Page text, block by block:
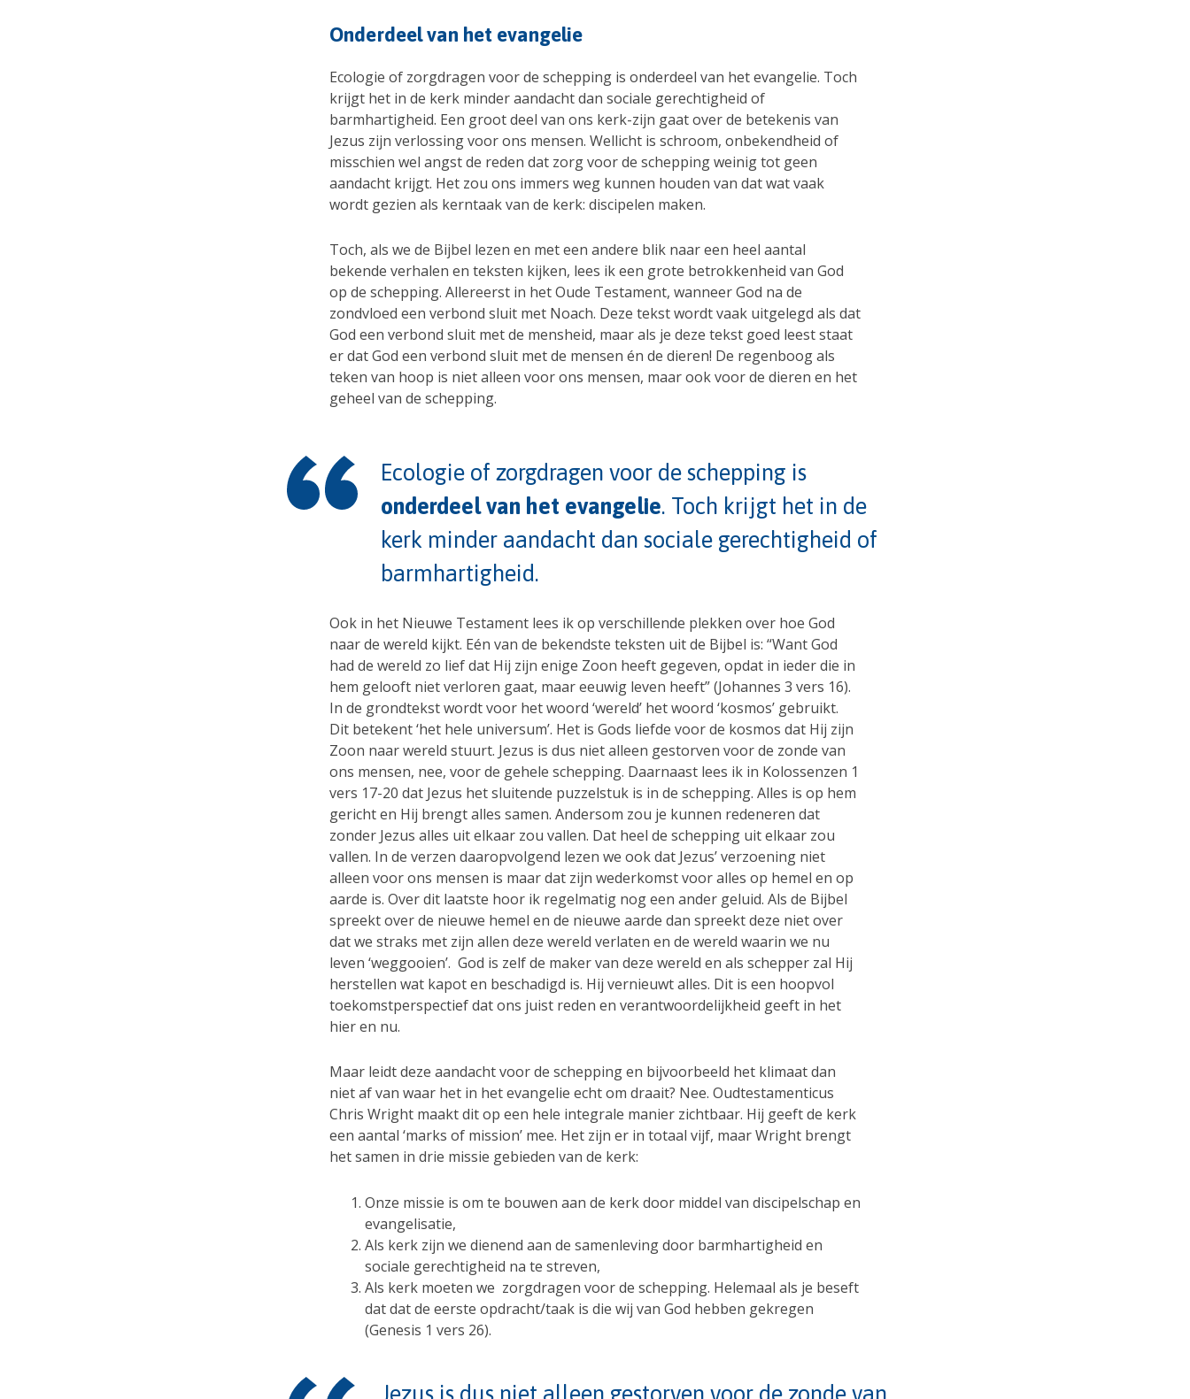
Onderdeel van het evangelie
Ecologie of zorgdragen voor de schepping is onderdeel van het evangelie. Toch
krijgt het in de kerk minder aandacht dan sociale gerechtigheid of
barmhartigheid. Een groot deel van ons kerk-zijn gaat over de betekenis van
Jezus zijn verlossing voor ons mensen. Wellicht is schroom, onbekendheid of
misschien wel angst de reden dat zorg voor de schepping weinig tot geen
aandacht krijgt. Het zou ons immers weg kunnen houden van dat wat vaak
wordt gezien als kerntaak van de kerk: discipelen maken.
Toch, als we de Bijbel lezen en met een andere blik naar een heel aantal
bekende verhalen en teksten kijken, lees ik een grote betrokkenheid van God
op de schepping. Allereerst in het Oude Testament, wanneer God na de
zondvloed een verbond sluit met Noach. Deze tekst wordt vaak uitgelegd als dat
God een verbond sluit met de mensheid, maar als je deze tekst goed leest staat
er dat God een verbond sluit met de mensen én de dieren! De regenboog als
teken van hoop is niet alleen voor ons mensen, maar ook voor de dieren en het
geheel van de schepping.
Ecologie of zorgdragen voor de schepping is
onderdeel van het evangelie. Toch krijgt het in de
kerk minder aandacht dan sociale gerechtigheid of
barmhartigheid.
Ook in het Nieuwe Testament lees ik op verschillende plekken over hoe God
naar de wereld kijkt. Eén van de bekendste teksten uit de Bijbel is: “Want God
had de wereld zo lief dat Hij zijn enige Zoon heeft gegeven, opdat in ieder die in
hem gelooft niet verloren gaat, maar eeuwig leven heeft” (Johannes 3 vers 16).
In de grondtekst wordt voor het woord ‘wereld’ het woord ‘kosmos’ gebruikt.
Dit betekent ‘het hele universum’. Het is Gods liefde voor de kosmos dat Hij zijn
Zoon naar wereld stuurt. Jezus is dus niet alleen gestorven voor de zonde van
ons mensen, nee, voor de gehele schepping. Daarnaast lees ik in Kolossenzen 1
vers 17-20 dat Jezus het sluitende puzzelstuk is in de schepping. Alles is op hem
gericht en Hij brengt alles samen. Andersom zou je kunnen redeneren dat
zonder Jezus alles uit elkaar zou vallen. Dat heel de schepping uit elkaar zou
vallen. In de verzen daaropvolgend lezen we ook dat Jezus’ verzoening niet
alleen voor ons mensen is maar dat zijn wederkomst voor alles op hemel en op
aarde is. Over dit laatste hoor ik regelmatig nog een ander geluid. Als de Bijbel
spreekt over de nieuwe hemel en de nieuwe aarde dan spreekt deze niet over
dat we straks met zijn allen deze wereld verlaten en de wereld waarin we nu
leven ‘weggooien’. God is zelf de maker van deze wereld en als schepper zal Hij
herstellen wat kapot en beschadigd is. Hij vernieuwt alles. Dit is een hoopvol
toekomstperspectief dat ons juist reden en verantwoordelijkheid geeft in het
hier en nu.
Maar leidt deze aandacht voor de schepping en bijvoorbeeld het klimaat dan
niet af van waar het in het evangelie echt om draait? Nee. Oudtestamenticus
Chris Wright maakt dit op een hele integrale manier zichtbaar. Hij geeft de kerk
een aantal ‘marks of mission’ mee. Het zijn er in totaal vijf, maar Wright brengt
het samen in drie missie gebieden van de kerk:
Onze missie is om te bouwen aan de kerk door middel van discipelschap en
evangelisatie,
Als kerk zijn we dienend aan de samenleving door barmhartigheid en
sociale gerechtigheid na te streven,
Als kerk moeten we zorgdragen voor de schepping. Helemaal als je beseft
dat dat de eerste opdracht/taak is die wij van God hebben gekregen
(Genesis 1 vers 26).
Jezus is dus niet alleen gestorven voor de zonde van